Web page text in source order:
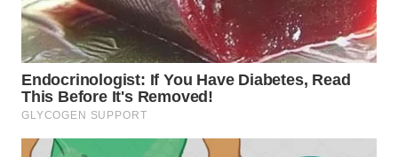
WN
KARO
WN
SIMALUNGUN
WN